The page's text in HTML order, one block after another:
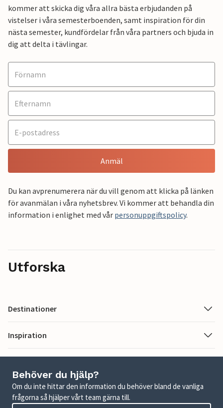
kommer att skicka dig våra allra bästa erbjudanden på
vistelser i våra semesterboenden, samt inspiration för din
nästa semester, kundfördelar från våra partners och bjuda in
dig att delta i tävlingar.
Anmäl
Du kan avprenumerera när du vill genom att klicka på länken
för avanmälan i våra nyhetsbrev. Vi kommer att behandla din
information i enlighet med vår personuppgiftspolicy.
Utforska
Destinationer
Inspiration
Behöver du hjälp?
Om du inte hittar den information du behöver bland de vanliga
frågorna så hjälper vårt team gärna till.